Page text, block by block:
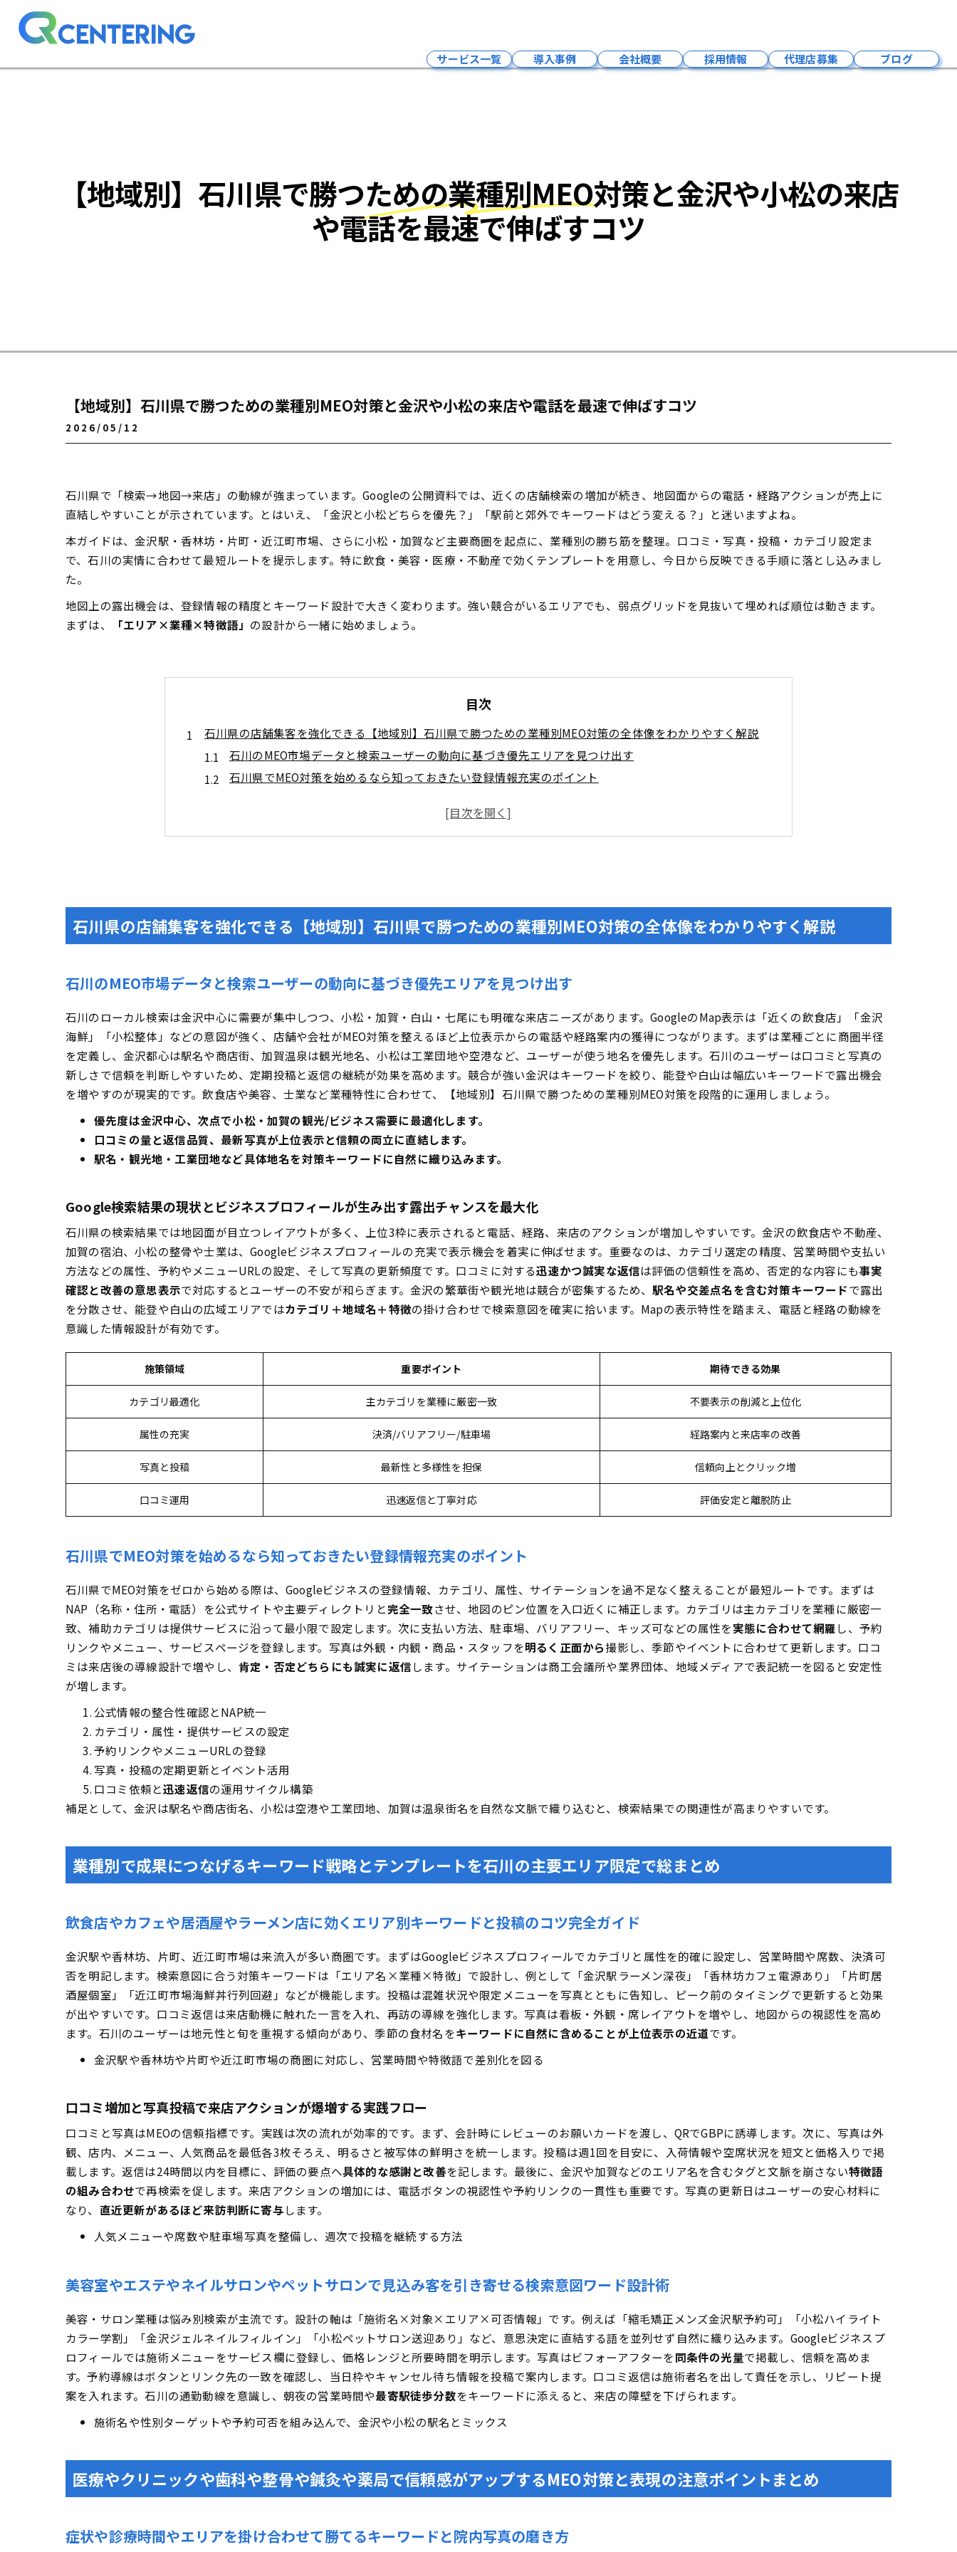
サービス一覧
LLMO×MEO対策
LLMO×HP制作
予約システム
導入事例 会社概要 採用情報
社員紹介
事業内容
代理店募集 ブログ
【地域別】石川県で勝つための業種別MEO対策と金沢や小松の来店
や電話を最速で伸ばすコツ
【地域別】石川県で勝つための業種別MEO対策と金沢や小松の来店や電話を最速で伸ばすコツ
2026/05/12
石川県で「検索→地図→来店」の動線が強まっています。Googleの公開資料では、近くの店舗検索の増加が続き、地図面からの電話・経路アクションが売上に
直結しやすいことが示されています。とはいえ、「金沢と小松どちらを優先？」「駅前と郊外でキーワードはどう変える？」と迷いますよね。
本ガイドは、金沢駅・香林坊・片町・近江町市場、さらに小松・加賀など主要商圏を起点に、業種別の勝ち筋を整理。口コミ・写真・投稿・カテゴリ設定ま
で、石川の実情に合わせて最短ルートを提示します。特に飲食・美容・医療・不動産で効くテンプレートを用意し、今日から反映できる手順に落とし込みまし
た。
地図上の露出機会は、登録情報の精度とキーワード設計で大きく変わります。強い競合がいるエリアでも、弱点グリッドを見抜いて埋めれば順位は動きます。
まずは、
「エリア×業種×特徴語」 の設計から一緒に始めましょう。
目次
石川県の店舗集客を強化できる【地域別】石川県で勝つための業種別MEO対策の全体像をわかりやすく解説
石川のMEO市場データと検索ユーザーの動向に基づき優先エリアを見つけ出す
石川県でMEO対策を始めるなら知っておきたい登録情報充実のポイント
飲食店やカフェや居酒屋やラーメン店に効くエリア別キーワードと投稿のコツ完全ガイド
低評価口コミへの神対応とAI活用法で信頼度を落とさないコツ
整骨や鍼灸や産婦人科や眼科や皮膚科向け口コミ依頼マナーと効果的な線引き
不動産で反響アップする駅名や物件特徴や学区を活かしたキーワードと写真戦略
石川県で重視される評価軸と写真や投稿での抜け漏れ防止テク
口コミを爆増させる依頼文テンプレートと言及キーワードの自然な使い方
エリア別の順位分布を把握して強化できるデータドリブンな運用サイクルの作り方
順位分布の可視化や競合口コミと投稿頻度を比べるシンプル手順
石川県のMEO対策会社やツールの選び方＆比較で失敗しないためのポイント
選定ポイント＆チェックリストで自社にピッタリな会社を見極めるコツ
石川県の近隣エリアや市区町村別で対策を拡大して露出を最大化する秘訣
市区町村や主要駅や観光地別コンテンツの作り分けアイデア集
【地域別】石川県で勝つための業種別MEO対策にまつわるよくある質問と実践者が抱えがちな悩みを一挙解決
運用が続かない！効果が見えないときの打ち手＆見直しポイント
郊外で露出がイマイチな時の行動プランとMap表示アップの切り札
石川県の店舗集客を強化できる【地域別】石川県で勝つための業種別MEO対策の全体像をわかりやすく解説
石川のMEO市場データと検索ユーザーの動向に基づき優先エリアを見つけ出す
石川のローカル検索は金沢中心に需要が集中しつつ、小松・加賀・白山・七尾にも明確な来店ニーズがあります。GoogleのMap表示は「近くの飲食店」「金沢
海鮮」「小松整体」などの意図が強く、店舗や会社がMEO対策を整えるほど上位表示からの電話や経路案内の獲得につながります。まずは業種ごとに商圏半径
を定義し、金沢都心は駅名や商店街、加賀温泉は観光地名、小松は工業団地や空港など、ユーザーが使う地名を優先します。石川のユーザーは口コミと写真の
新しさで信頼を判断しやすいため、定期投稿と返信の継続が効果を高めます。競合が強い金沢はキーワードを絞り、能登や白山は幅広いキーワードで露出機会
を増やすのが現実的です。飲食店や美容、士業など業種特性に合わせて、【地域別】石川県で勝つための業種別MEO対策を段階的に運用しましょう。
優先度は金沢中心、次点で小松・加賀の観光/ビジネス需要に最適化します。
口コミの量と返信品質、最新写真が上位表示と信頼の両立に直結します。
駅名・観光地・工業団地など具体地名を対策キーワードに自然に織り込みます。
Google検索結果の現状とビジネスプロフィールが生み出す露出チャンスを最大化
石川県の検索結果では地図面が目立つレイアウトが多く、上位3枠に表示されると電話、経路、来店のアクションが増加しやすいです。金沢の飲食店や不動産、
加賀の宿泊、小松の整骨や士業は、Googleビジネスプロフィールの充実で表示機会を着実に伸ばせます。重要なのは、カテゴリ選定の精度、営業時間や支払い
方法などの属性、予約やメニューURLの設定、そして写真の更新頻度です。口コミに対する迅速かつ誠実な返信は評価の信頼性を高め、否定的な内容にも事実
確認と改善の意思表示で対応するとユーザーの不安が和らぎます。金沢の繁華街や観光地は競合が密集するため、駅名や交差点名を含む対策キーワードで露出
を分散させ、能登や白山の広域エリアではカテゴリ＋地域名＋特徴の掛け合わせで検索意図を確実に拾います。Mapの表示特性を踏まえ、電話と経路の動線を
意識した情報設計が有効です。
施策領域 重要ポイント 期待できる効果
カテゴリ最適化 主カテゴリを業種に厳密一致 不要表示の削減と上位化
属性の充実 決済/バリアフリー/駐車場 経路案内と来店率の改善
写真と投稿 最新性と多様性を担保 信頼向上とクリック増
口コミ運用 迅速返信と丁寧対応 評価安定と離脱防止
石川県でMEO対策を始めるなら知っておきたい登録情報充実のポイント
石川県でMEO対策をゼロから始める際は、Googleビジネスの登録情報、カテゴリ、属性、サイテーションを過不足なく整えることが最短ルートです。まずは
NAP（名称・住所・電話）を公式サイトや主要ディレクトリと完全一致させ、地図のピン位置を入口近くに補正します。カテゴリは主カテゴリを業種に厳密一
致、補助カテゴリは提供サービスに沿って最小限で設定します。次に支払い方法、駐車場、バリアフリー、キッズ可などの属性を実態に合わせて網羅し、予約
リンクやメニュー、サービスページを登録します。写真は外観・内観・商品・スタッフを明るく正面から撮影し、季節やイベントに合わせて更新します。口コ
ミは来店後の導線設計で増やし、 肯定・否定どちらにも誠実に返信します。サイテーションは商工会議所や業界団体、地域メディアで表記統一を図ると安定性
が増します。
公式情報の整合性確認とNAP統一
カテゴリ・属性・提供サービスの設定
予約リンクやメニューURLの登録
写真・投稿の定期更新とイベント活用
口コミ依頼と迅速返信の運用サイクル構築
補足として、金沢は駅名や商店街名、小松は空港や工業団地、加賀は温泉街名を自然な文脈で織り込むと、検索結果での関連性が高まりやすいです。
業種別で成果につなげるキーワード戦略とテンプレートを石川の主要エリア限定で総まとめ
飲食店やカフェや居酒屋やラーメン店に効くエリア別キーワードと投稿のコツ完全ガイド
金沢駅や香林坊、片町、近江町市場は来流入が多い商圏です。まずはGoogleビジネスプロフィールでカテゴリと属性を的確に設定し、営業時間や席数、決済可
否を明記します。検索意図に合う対策キーワードは「エリア名×業種×特徴」で設計し、例として「金沢駅ラーメン深夜」「香林坊カフェ電源あり」「片町居
酒屋個室」「近江町市場海鮮丼行列回避」などが機能します。投稿は混雑状況や限定メニューを写真とともに告知し、ピーク前のタイミングで更新すると効果
が出やすいです。口コミ返信は来店動機に触れた一言を入れ、再訪の導線を強化します。写真は看板・外観・席レイアウトを増やし、地図からの視認性を高め
ます。石川のユーザーは地元性と旬を重視する傾向があり、季節の食材名をキーワードに自然に含めることが上位表示の近道です。
金沢駅や香林坊や片町や近江町市場の商圏に対応し、営業時間や特徴語で差別化を図る
口コミ増加と写真投稿で来店アクションが爆増する実践フロー
口コミと写真はMEOの信頼指標です。実践は次の流れが効率的です。まず、会計時にレビューのお願いカードを渡し、QRでGBPに誘導します。次に、写真は外
観、店内、メニュー、人気商品を最低各3枚そろえ、明るさと被写体の鮮明さを統一します。投稿は週1回を目安に、入荷情報や空席状況を短文と価格入りで掲
載します。返信は24時間以内を目標に、評価の要点へ具体的な感謝と改善を記します。最後に、金沢や加賀などのエリア名を含むタグと文脈を崩さない特徴語
の組み合わせで再検索を促します。来店アクションの増加には、電話ボタンの視認性や予約リンクの一貫性も重要です。写真の更新日はユーザーの安心材料に
なり、 直近更新があるほど来訪判断に寄与します。
人気メニューや席数や駐車場写真を整備し、週次で投稿を継続する方法
美容室やエステやネイルサロンやペットサロンで見込み客を引き寄せる検索意図ワード設計術
美容・サロン業種は悩み別検索が主流です。設計の軸は「施術名×対象×エリア×可否情報」です。例えば「縮毛矯正メンズ金沢駅予約可」「小松ハイライト
カラー学割」「金沢ジェルネイルフィルイン」「小松ペットサロン送迎あり」など、意思決定に直結する語を並列せず自然に織り込みます。Googleビジネスプ
ロフィールでは施術メニューをサービス欄に登録し、価格レンジと所要時間を明示します。写真はビフォーアフターを同条件の光量で掲載し、信頼を高めま
す。予約導線はボタンとリンク先の一致を確認し、当日枠やキャンセル待ち情報を投稿で案内します。口コミ返信は施術者名を出して責任を示し、リピート提
案を入れます。石川の通勤動線を意識し、朝夜の営業時間や最寄駅徒歩分数をキーワードに添えると、来店の障壁を下げられます。
施術名や性別ターゲットや予約可否を組み込んで、金沢や小松の駅名とミックス
医療やクリニックや歯科や整骨や鍼灸や薬局で信頼感がアップするMEO対策と表現の注意ポイントまとめ
症状や診療時間やエリアを掛け合わせて勝てるキーワードと院内写真の磨き方